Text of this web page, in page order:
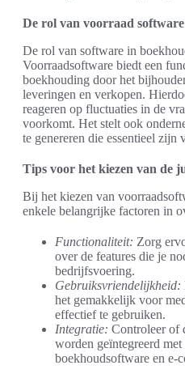
De rol van voorraad
De rol van software in
Voorraadsoftware biedt een
boekhouding door het
leveringen en verkopen.
reageren op fluctuaties in de
voorkomt. Het stelt ook
te genereren die essentieel zijn
Tips voor het kiezen van de
Bij het kiezen van
enkele belangrijke factoren in
Functionaliteit: Zorg
over de features die je
bedrijfsvoering.
Gebruiksvriendelijkheid:
het gemakkelijk voor
effectief te gebruiken.
Integratie: Controleer of
worden geïntegreerd met
boekhoudsoftware en e-